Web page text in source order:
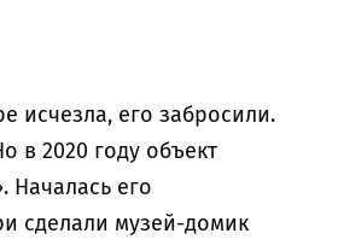
исчезла, его забросили.
в 2020 году объект
Началась его
сделали музей-домик